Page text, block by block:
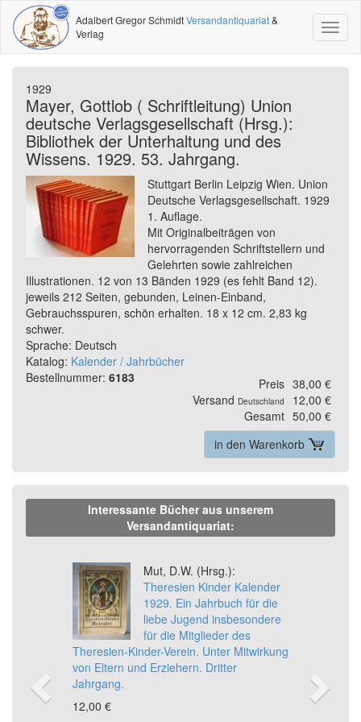
Adalbert Gregor SchmidtVersandantiquariat&
Verlag
1929
Mayer, Gottlob ( Schriftleitung) Union
deutsche Verlagsgesellschaft (Hrsg.):
Bibliothek der Unterhaltung und des
Wissens. 1929. 53. Jahrgang.
Stuttgart Berlin Leipzig Wien. Union
Deutsche Verlagsgesellschaft. 1929
1. Auflage.
Mit Originalbeiträgen von
hervorragenden Schriftstellern und
Gelehrten sowie zahlreichen
Illustrationen. 12 von 13 Bänden 1929 (es fehlt Band 12).
jeweils 212 Seiten, gebunden, Leinen-Einband,
Gebrauchsspuren, schön erhalten. 18 x 12 cm. 2,83 kg
schwer.
Sprache: Deutsch
Katalog: Kalender / Jahrbücher
Bestellnummer: 6183 Preis 38,00 €
Versand Deutschland
12,00 €
Gesamt 50,00 €
in den Warenkorb
Interessante Bücher aus unserem
Versandantiquariat:
Mut, D.W. (Hrsg.):
Theresien Kinder Kalender
1929. Ein Jahrbuch für die
liebe Jugend insbesondere
für die Mitglieder des
Theresien-Kinder-Verein. Unter Mitwirkung
von Eltern und Erziehern. Dritter
Jahrgang.
12,00 €
Previous